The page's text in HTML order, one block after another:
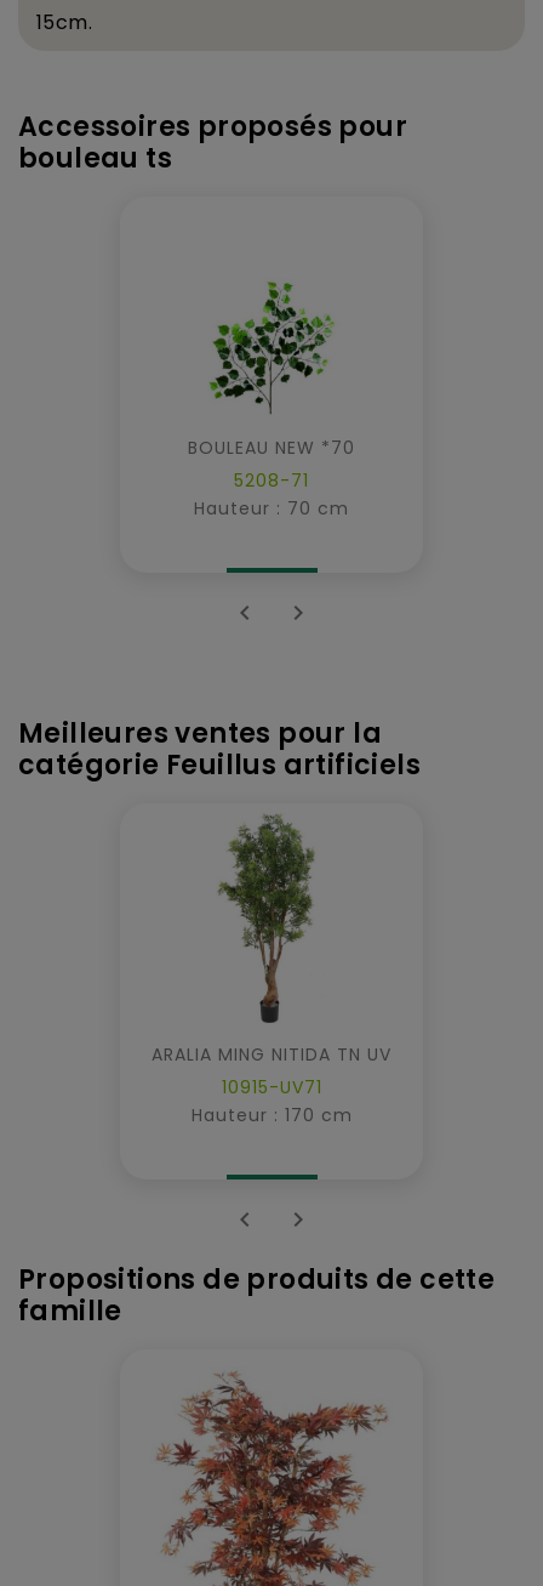
15cm.
Accessoires proposés pour
bouleau ts
BOULEAU NEW *70
5208-71
Hauteur : 70 cm
 
Meilleures ventes pour la
catégorie Feuillus artificiels
ARALIA MING NITIDA TN UV
10915-UV71
Hauteur : 170 cm
 
Propositions de produits de cette
famille